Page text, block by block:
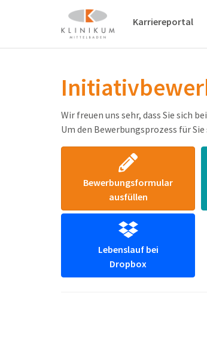
Karriereportal
Wir freuen uns sehr, dass Sie sich
Um den Bewerbungsprozess für
Bewerbungsformular
ausfüllen
Lebenslauf bei
Dropbox